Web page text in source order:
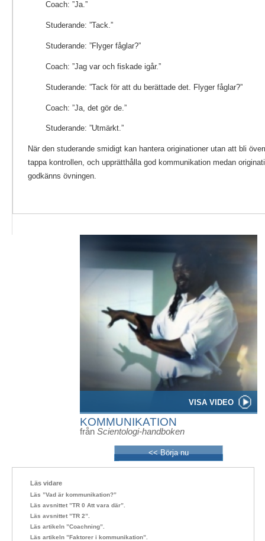
VISA VIDEO
KOMMUNIKATION
frånScientologi-handboken
<< Börja nu
Coach: ”Ja.”
Studerande: ”Tack.”
Studerande: ”Flyger fåglar?”
Coach: ”Jag var och fiskade igår.”
Studerande: ”Tack för att du berättade det. Flyger fåglar?”
Coach: ”Ja, det gör de.”
Studerande: ”Utmärkt.”
När den studerande smidigt kan hantera originationer utan att bli
tappa kontrollen, och upprätthålla god kommunikation medan
godkänns övningen.
Läs vidare
Läs ”Vad är kommunikation?”
Läs avsnittet ”TR 0 Att vara där”.
Läs avsnittet ”TR 2”.
Läs artikeln ”Coachning”.
Läs artikeln ”Faktorer i kommunikation”.